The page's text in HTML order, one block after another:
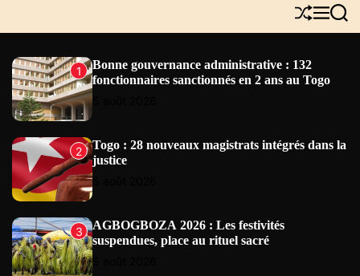
E
W
S
S
h
f
f
l
M
e
S
e
h
1
Bonne gouvernance administrative : 132
fonctionnaires sanctionnés en 2 ans au Togo
2
Togo : 28 nouveaux magistrats intégrés dans la
justice
3
AGBOGBOZA 2026 : Les festivités
suspendues, place au rituel sacré